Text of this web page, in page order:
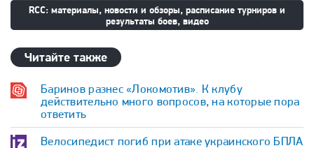
RCC: материалы, новости и обзоры, расписание турниров и
результаты боев, видео
Читайте также
Баринов разнес «Локомотив». К клубу
действительно много вопросов, на которые пора
ответить
Велосипедист погиб при атаке украинского БПЛА